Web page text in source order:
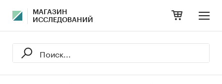
МАГАЗИН
ИССЛЕДОВАНИЙ